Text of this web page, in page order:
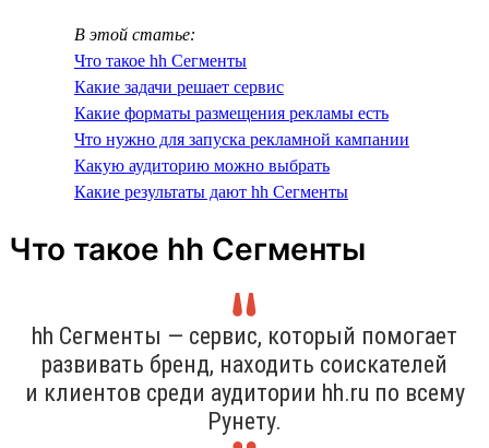
В этой статье:
Что такое hh Сегменты
Какие задачи решает сервис
Какие форматы размещения рекламы есть
Что нужно для запуска рекламной кампании
Какую аудиторию можно выбрать
Какие результаты дают hh Сегменты
Что такое hh Сегменты
hh Сегменты — сервис, который помогает
развивать бренд, находить соискателей
и клиентов среди аудитории hh.ru по всему
Рунету.